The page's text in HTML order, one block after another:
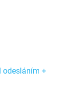
odesláním +